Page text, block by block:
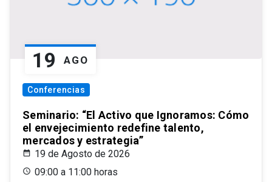
19 AGO
Conferencias
Seminario: “El Activo que Ignoramos: Cómo
el envejecimiento redefine talento,
mercados y estrategia”
19 de Agosto de 2026
09:00 a 11:00 horas